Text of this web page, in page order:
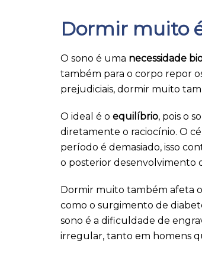
Dormir muito
O sono é uma necessidade
também para o corpo repor
prejudiciais, dormir muito
O ideal é o equilíbrio, pois o
diretamente o raciocínio. O
período é demasiado, isso
o posterior desenvolvimento
Dormir muito também afeta o
como o surgimento de
sono é a dificuldade de
irregular, tanto em homens